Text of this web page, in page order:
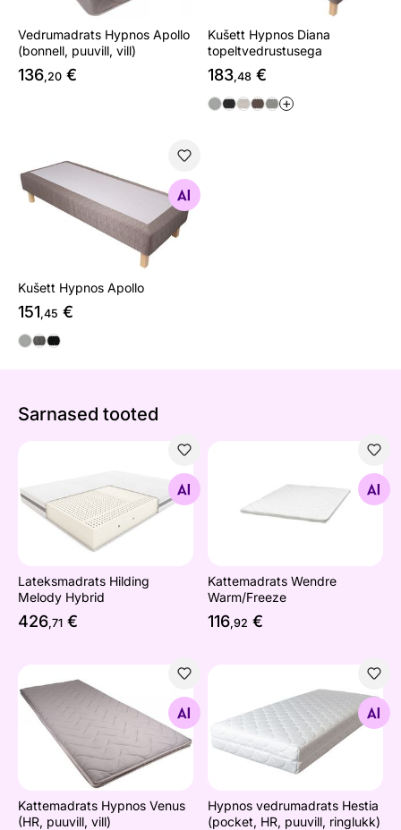
Vedrumadrats Hypnos Apollo
(bonnell, puuvill, vill)
136,20 €
Kušett Hypnos Diana
topeltvedrustusega
183,48 €
+
Kušett Hypnos Apollo
Otsi sarnaseid
Kušett Hypnos Apollo
151,45 €
Sarnased tooted
Otsi sarnaseid
Lateksmadrats Hilding
Melody Hybrid
426,71 €
Otsi sarnaseid
Kattemadrats Wendre
Warm/Freeze
116,92 €
Kattemadrats Hypnos Venus (HR, puuvill, vill)
Otsi sarnaseid
Kattemadrats Hypnos Venus
(HR, puuvill, vill)
Hypnos vedrumadrats
Otsi sarnaseid
Hypnos vedrumadrats Hestia
(pocket, HR, puuvill, ringlukk)